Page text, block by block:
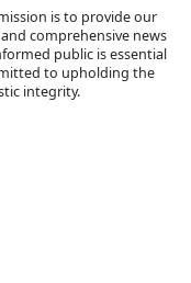
is to provide our
comprehensive news
public is essential
to upholding the
integrity.